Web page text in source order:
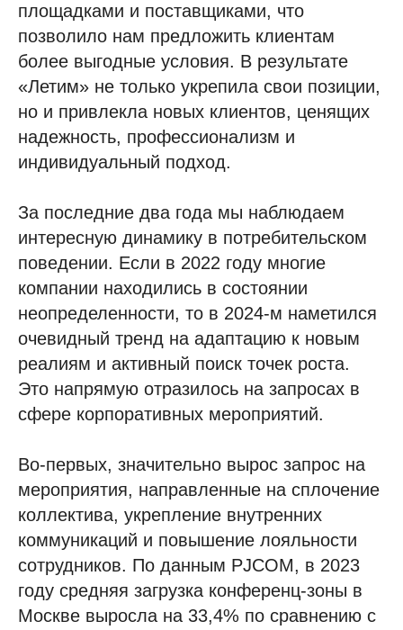
площадками и поставщиками, что
позволило нам предложить клиентам
более выгодные условия. В результате
«Летим» не только укрепила свои позиции,
но и привлекла новых клиентов, ценящих
надежность, профессионализм и
индивидуальный подход.
За последние два года мы наблюдаем
интересную динамику в потребительском
поведении. Если в 2022 году многие
компании находились в состоянии
неопределенности, то в 2024-м наметился
очевидный тренд на адаптацию к новым
реалиям и активный поиск точек роста.
Это напрямую отразилось на запросах в
сфере корпоративных мероприятий.
Во-первых, значительно вырос запрос на
мероприятия, направленные на сплочение
коллектива, укрепление внутренних
коммуникаций и повышение лояльности
сотрудников. По данным PJCOM, в 2023
году средняя загрузка конференц-зоны в
Москве выросла на 33,4% по сравнению с